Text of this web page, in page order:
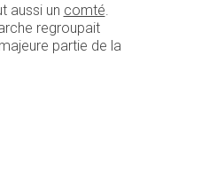
aussi un comté
regroupait
majeure partie de la